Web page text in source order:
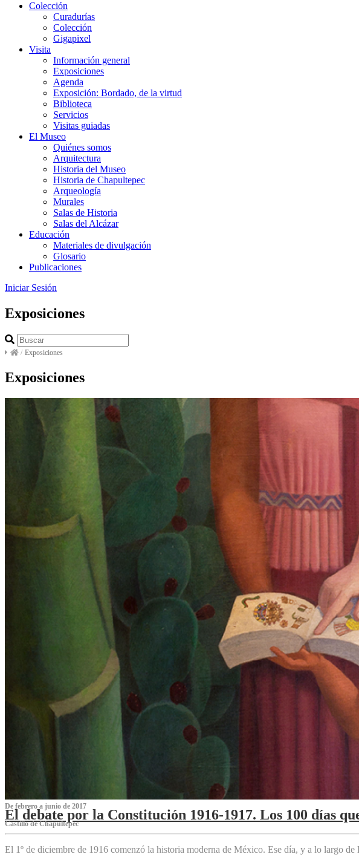
Colección
Curadurías
Colección
Gigapixel
Visita
Información general
Exposiciones
Agenda
Exposición: Bordado, de la virtud
Biblioteca
Servicios
Visitas guiadas
El Museo
Quiénes somos
Arquitectura
Historia del Museo
Historia de Chapultepec
Arqueología
Murales
Salas de Historia
Salas del Alcázar
Educación
Materiales de divulgación
Glosario
Publicaciones
Iniciar Sesión
Exposiciones
/ Exposiciones
Exposiciones
De febrero a junio de 2017
El debate por la Constitución 1916-1917. Los 100 días
Castillo de Chapultepec
El 1º de diciembre de 1916 comenzó la historia moderna de México. Ese día, y a lo largo de